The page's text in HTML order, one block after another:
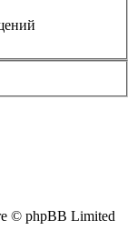
© phpBB Limited